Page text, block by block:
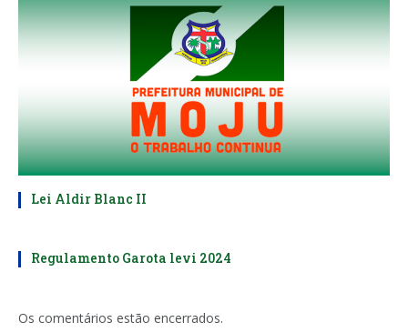
Lei Aldir Blanc II
Regulamento Garota levi 2024
Os comentários estão encerrados.